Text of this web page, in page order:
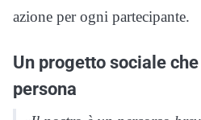
azione per ogni partecipante.
Un progetto sociale
persona